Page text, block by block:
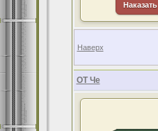
Наказать
Наверх
ОТ Че